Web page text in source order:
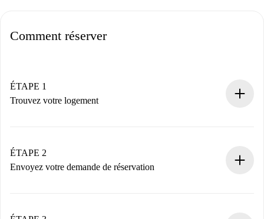
Comment réserver
ÉTAPE 1
Trouvez votre logement
Vous disposez à l’avance de toutes les informations
nécessaires.
ÉTAPE 2
Envoyez votre demande de réservation